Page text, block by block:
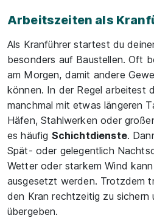
Arbeitszeiten als
Als Kranführer startest du
besonders auf Baustellen. Oft
am Morgen, damit andere
können. In der Regel arbeitest
manchmal mit etwas längeren
Häfen, Stahlwerken oder
es häufig Schichtdienste.
Spät- oder gelegentlich
Wetter oder starkem Wind
ausgesetzt werden. Trotzdem
den Kran rechtzeitig zu sichern
übergeben.